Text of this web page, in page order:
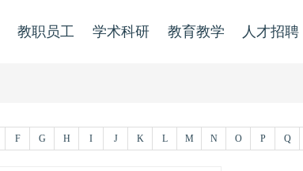
教职员工 学术科研 教育教学 人才招聘
F G H I J K L M N O P Q